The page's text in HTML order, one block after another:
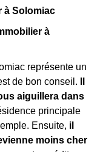
à Solomiac
à
représente un
de bon conseil.
aiguillera dans
principale
Ensuite, il
moins cher